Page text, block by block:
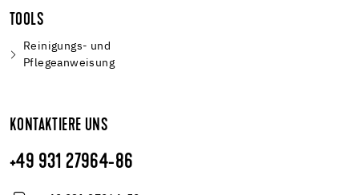
TOOLS
Reinigungs- und
Pflegeanweisung
KONTAKTIERE UNS
+49 931 27964-86